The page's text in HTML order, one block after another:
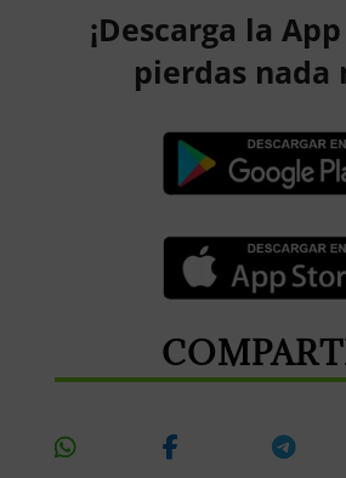
¡Descarga la
pierdas nada